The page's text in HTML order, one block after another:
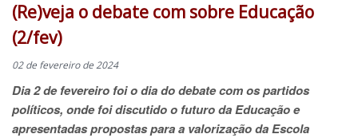
(Re)veja o debate com sobre Educação
(2/fev)
02 de fevereiro de 2024
Dia 2 de fevereiro foi o dia do debate com os partidos
políticos, onde foi discutido o futuro da Educação e
apresentadas propostas para a valorização da Escola